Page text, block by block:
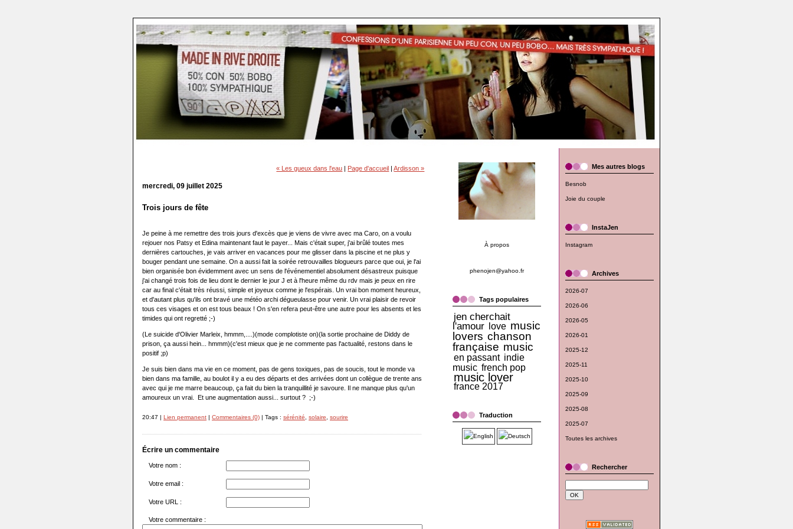
« Les gueux dans l'eau | Page d'accueil |Ardisson »
mercredi, 09 juillet 2025
Trois jours de fête
Je peine à me remettre des trois jours d'excès que je viens de vivre avec ma Caro, on a voulu
rejouer nos Patsy et Edina maintenant faut le payer... Mais c'était super, j'ai brûlé toutes mes
dernières cartouches, je vais arriver en vacances pour me glisser dans la piscine et ne plus y
bouger pendant une semaine. On a aussi fait la soirée retrouvailles blogueurs parce que oui, je l'ai
bien organisée bon évidemment avec un sens de l'événementiel absolument désastreux puisque
j'ai changé trois fois de lieu dont le dernier le jour J et à l'heure même du rdv mais je peux en rire
car au final c'était très réussi, simple et joyeux comme je l'espérais. Un vrai bon moment heureux,
et d'autant plus qu'ils ont bravé une météo archi dégueulasse pour venir. Un vrai plaisir de revoir
tous ces visages et on est tous beaux ! On s'en refera peut-être une autre pour les absents et les
timides qui ont regretté ;-)
(Le suicide d'Olivier Marleix, hmmm,....)(mode complotiste on)(la sortie prochaine de Diddy de
prison, ça aussi hein... hmmm)(c'est mieux que je ne commente pas l'actualité, restons dans le
positif ;p)
Je suis bien dans ma vie en ce moment, pas de gens toxiques, pas de soucis, tout le monde va
bien dans ma famille, au boulot il y a eu des départs et des arrivées dont un collègue de trente ans
avec qui je me marre beaucoup, ça fait du bien la tranquillité je savoure. Il ne manque plus qu'un
amoureux un vrai. Et une augmentation aussi... surtout ? ;-)
20:47 | Lien permanent | Commentaires (0) | Tags : sérénité solaire sourire
Écrire un commentaire
Votre nom :
Votre email :
Votre URL :
Votre commentaire :
À propos
phenojen@yahoo.fr
Tags populaires
jen cherchait
l'amour
love music
lovers chanson
française music
en passant indie
music french pop
music lover
france 2017
Traduction
Mes autres blogs
Besnob
Joie du couple
InstaJen
Instagram
Archives
2026-07
2026-06
2026-05
2026-01
2025-12
2025-11
2025-10
2025-09
2025-08
2025-07
Toutes les archives
Rechercher